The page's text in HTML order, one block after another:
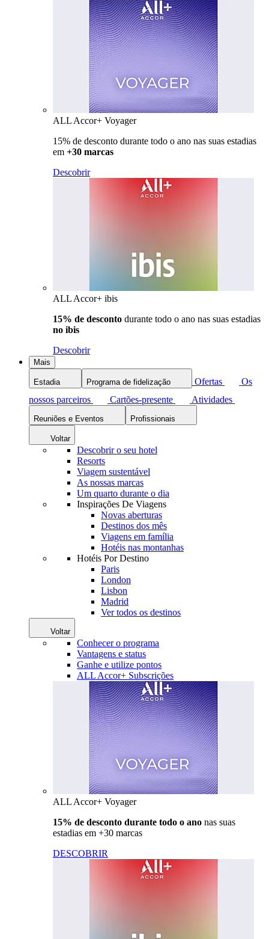
ALL Accor+ Voyager
15% de desconto durante todo o ano nas suas estadias
em +30 marcas
Descobrir
ALL Accor+ ibis
15% de desconto durante todo o ano nas suas estadias
no ibis
Descobrir
Mais
Estadia Programa de fidelização Ofertas
Os
nossos parceiros
Cartões-presente Atividades
Reuniões e Eventos Profissionais
Voltar
Descobrir o seu hotel
Resorts
Viagem sustentável
As nossas marcas
Um quarto durante o dia
Inspirações De Viagens
Novas aberturas
Destinos dos mês
Viagens em família
Hotéis nas montanhas
Hotéis Por Destino
Paris
London
Lisbon
Madrid
Ver todos os destinos
Voltar
Conhecer o programa
Vantagens e status
Ganhe e utilize pontos
ALL Accor+ Subscrições
ALL Accor+ Voyager
15% de desconto durante todo o ano nas suas
estadias em +30 marcas
DESCOBRIR